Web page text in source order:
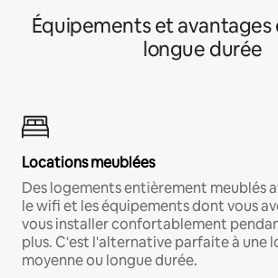
Équipements et avantages
longue durée
Locations meublées
Des logements entièrement meublés
le wifi et les équipements dont vous
vous installer confortablement
plus. C'est l'alternative parfaite à une
moyenne ou longue durée.